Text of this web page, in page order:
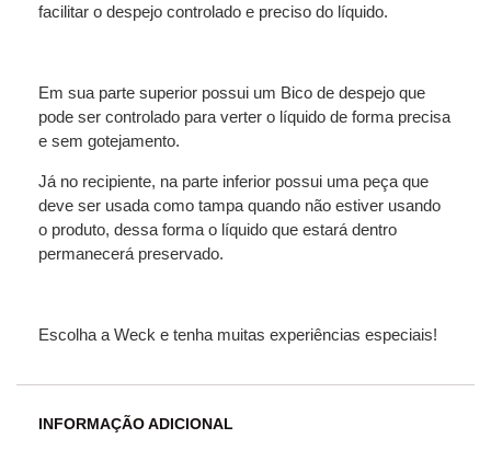
facilitar o despejo controlado e preciso do líquido.
Em sua parte superior possui um Bico de despejo que
pode ser controlado para verter o líquido de forma precisa
e sem gotejamento.
Já no recipiente, na parte inferior possui uma peça que
deve ser usada como tampa quando não estiver usando
o produto, dessa forma o líquido que estará dentro
permanecerá preservado.
Escolha a Weck e tenha muitas experiências especiais!
INFORMAÇÃO ADICIONAL